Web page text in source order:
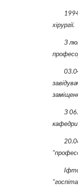
1994-
хірургії.
З
03.04
З
кафедри